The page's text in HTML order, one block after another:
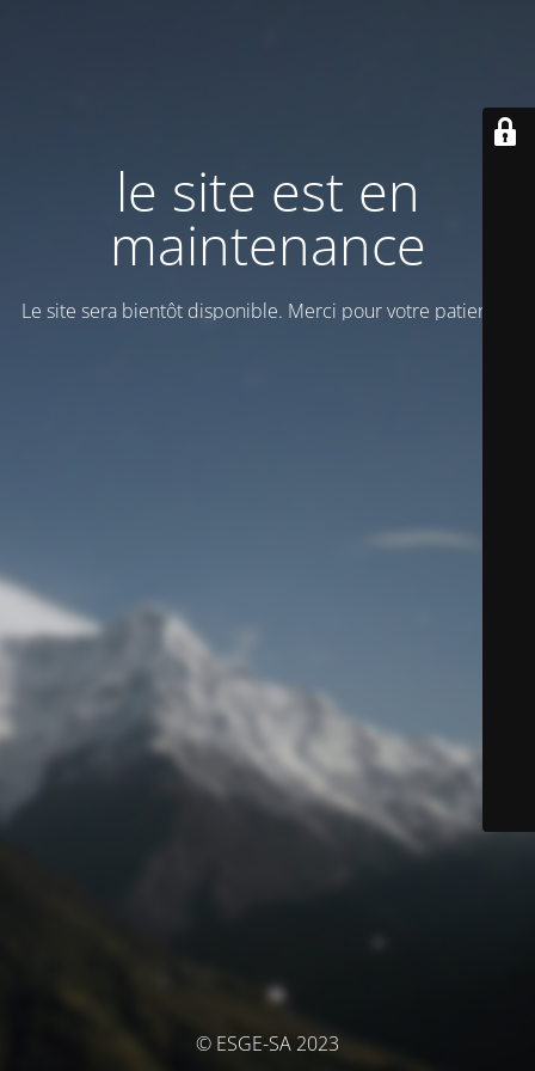
le site est en
maintenance
Le site sera bientôt disponible. Merci pour votre patience!
© ESGE-SA 2023